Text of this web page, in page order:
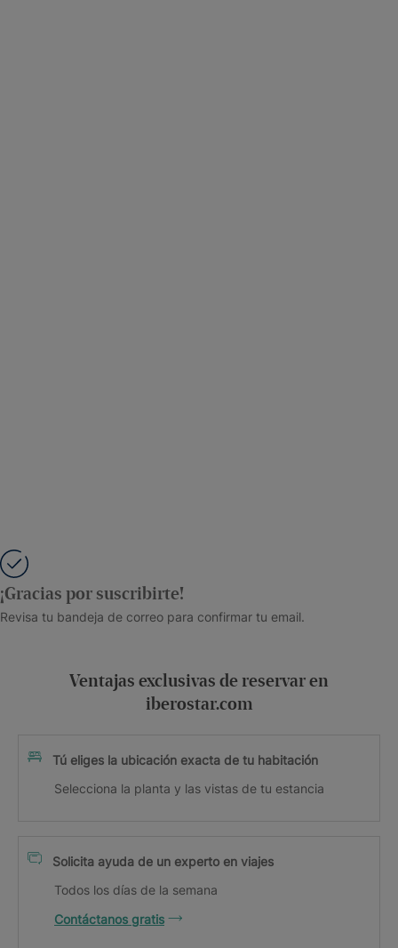
¡Gracias por suscribirte!
Revisa tu bandeja de correo para confirmar tu email.
Ventajas exclusivas de reservar en
iberostar.com
Tú eliges la ubicación exacta de tu habitación
Selecciona la planta y las vistas de tu estancia
Solicita ayuda de un experto en viajes
Todos los días de la semana
Contáctanos gratis